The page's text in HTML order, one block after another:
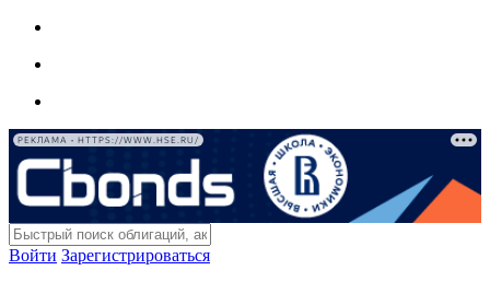
РЕКЛАМА • HTTPS://WWW.HSE.RU/
Войти Зарегистрироваться